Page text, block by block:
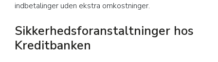
indbetalinger uden ekstra omkostninger.
Sikkerhedsforanstaltninger hos
Kreditbanken